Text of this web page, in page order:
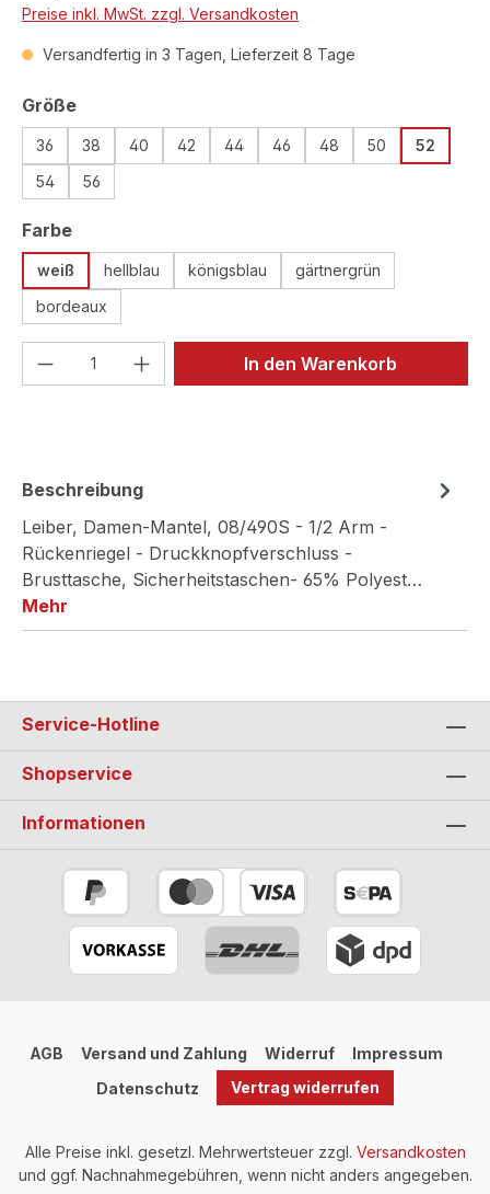
Preise inkl. MwSt. zzgl. Versandkosten
Versandfertig in 3 Tagen, Lieferzeit 8 Tage
Größeauswählen
36 38 40 42 44 46 48 50
52
54
56
Farbeauswählen
weiß hellblau königsblau
gärtnergrün
bordeaux
Produkt Anzahl: Gib denIn den Warenkorb
Beschreibung
Leiber, Damen-Mantel, 08/490S - 1/2 Arm -
Rückenriegel - Druckknopfverschluss -
Brusttasche, Sicherheitstaschen- 65% Polyest…
Mehr
Service-Hotline
Shopservice
Informationen
AGB Versand und Zahlung Widerruf
Impressum
Datenschutz
Vertrag widerrufen
Alle Preise inkl. gesetzl. Mehrwertsteuer zzgl. Versandkosten
und ggf. Nachnahmegebühren, wenn nicht anders angegeben.